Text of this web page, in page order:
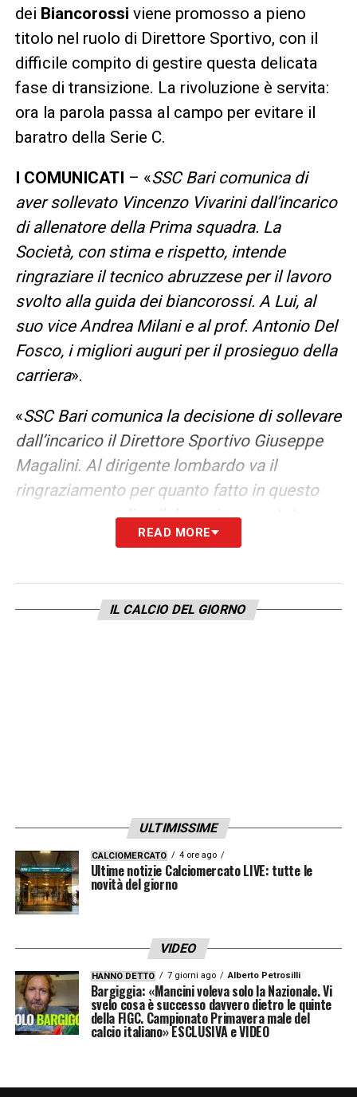
dei Biancorossi viene promosso a pieno
titolo nel ruolo di Direttore Sportivo, con il
difficile compito di gestire questa delicata
fase di transizione. La rivoluzione è servita:
ora la parola passa al campo per evitare il
baratro della Serie C.
I COMUNICATI – «SSC Bari comunica di
aver sollevato Vincenzo Vivarini dall’incarico
di allenatore della Prima squadra. La
Società, con stima e rispetto, intende
ringraziare il tecnico abruzzese per il lavoro
svolto alla guida dei biancorossi. A Lui, al
suo vice Andrea Milani e al prof. Antonio Del
Fosco, i migliori auguri per il prosieguo della
carriera».
«SSC Bari comunica la decisione di sollevare
dall’incarico il Direttore Sportivo Giuseppe
Magalini. Al dirigente lombardo va il
ringraziamento per quanto fatto in questo
anno e mezzo di collaborazione portata
avanti con impegno e professionalità,
denso di soddisfazioni».
READ MORE
IL CALCIO DEL GIORNO
ULTIMISSIME
CALCIOMERCATO 4 ore ago
Ultime notizie Calciomercato LIVE: tutte le
novità del giorno
VIDEO
HANNO DETTO 7 giorni ago Alberto Petrosilli
Bargiggia: «Mancini voleva solo la Nazionale. Vi
svelo cosa è successo davvero dietro le quinte
della FIGC. Campionato Primavera male del
calcio italiano» ESCLUSIVA e VIDEO